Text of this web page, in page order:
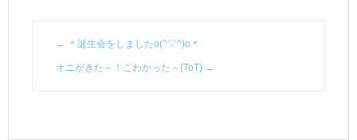
← ＊誕生会をしましたo(^▽^)o＊
オニがきた～！こわかった～(ToT) →